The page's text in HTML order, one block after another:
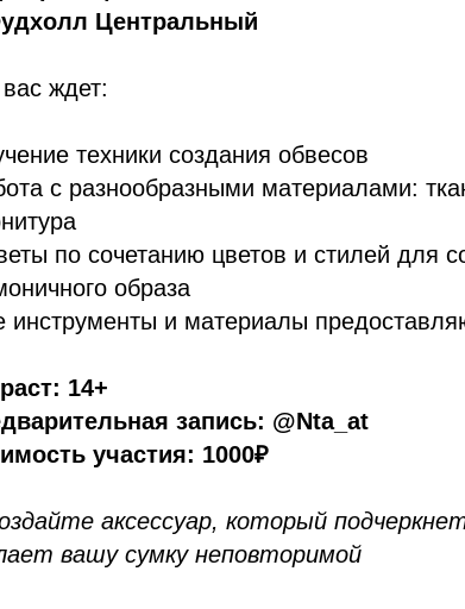
Центральный
ждет:
техники создания обвесов
с разнообразными материалами:
по сочетанию цветов и стилей для
образа
инструменты и материалы
14+
запись: @Nta_at
участия: 1000₽
аксессуар, который
вашу сумку неповторимой